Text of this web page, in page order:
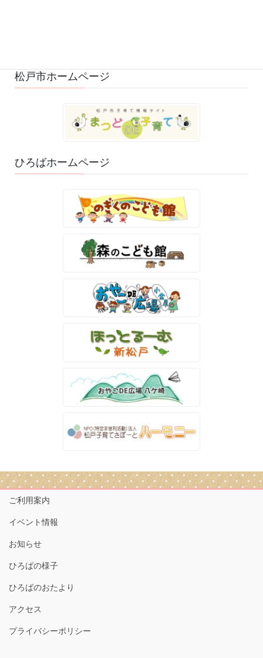
松戸市ホームページ
ひろばホームページ
ご利用案内
イベント情報
お知らせ
ひろばの様子
ひろばのおたより
アクセス
プライバシーポリシー